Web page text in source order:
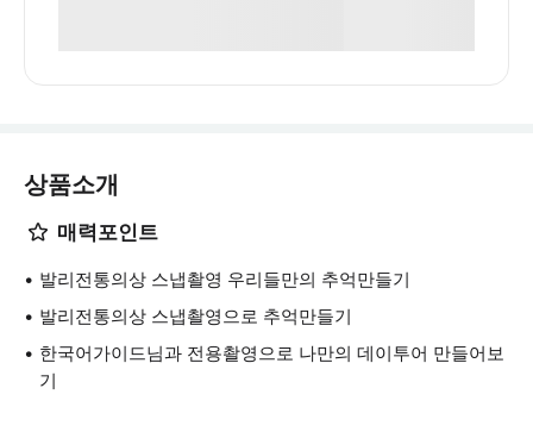
상품소개
매력포인트
발리전통의상 스냅촬영 우리들만의 추억만들기
발리전통의상 스냅촬영으로 추억만들기
한국어가이드님과 전용촬영으로 나만의 데이투어 만들어보
기